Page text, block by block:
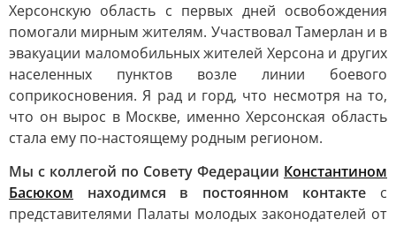
Херсонскую область с первых дней освобождения
помогали мирным жителям. Участвовал Тамерлан и в
эвакуации маломобильных жителей Херсона и других
населенных пунктов возле линии боевого
соприкосновения. Я рад и горд, что несмотря на то,
что он вырос в Москве, именно Херсонская область
стала ему по-настоящему родным регионом.
Мы с коллегой по Совету Федерации Константином
Басюком находимся в постоянном контакте с
представителями Палаты молодых законодателей от